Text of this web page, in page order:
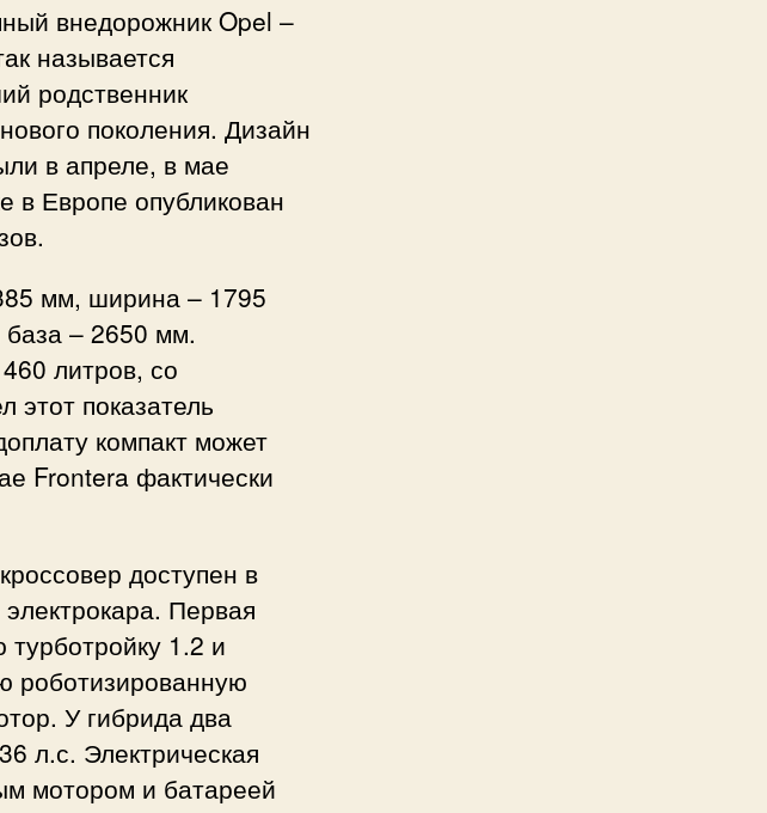
внедорожник Opel –
называется
родственник
поколения. Дизайн
в апреле, в мае
в Европе опубликован
мм, ширина – 1795
– 2650 мм.
литров, со
показатель
компакт может
Frontera фактически
доступен в
Первая
1.2 и
роботизированную
У гибрида два
л.с. Электрическая
мотором и батареей